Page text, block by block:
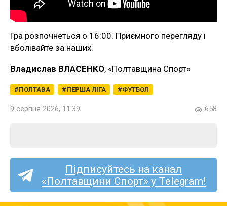
Гра розпочнеться о 16:00. Приємного перегляду і
вболівайте за наших.
Владислав ВЛАСЕНКО, «Полтавщина Спорт»
ПОЛТАВА ПЕРША ЛІГА ФУТБОЛ
9 серпня 2026, 11:39 658
Підписуйтесь на канал
«Полтавщини Спорт» у Telegram!